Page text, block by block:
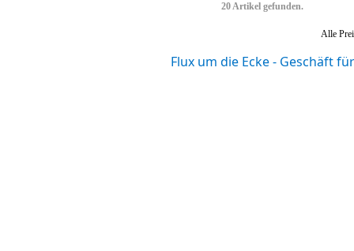
20 Artikel gefunden.
Alle
Flux um die Ecke - Geschäft